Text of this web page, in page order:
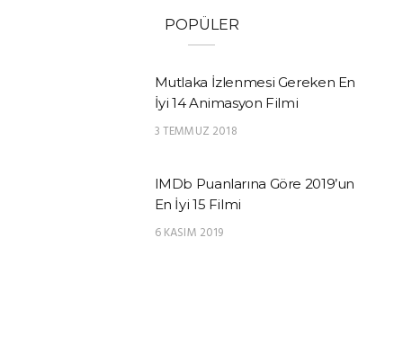
POPÜLER
Mutlaka İzlenmesi Gereken En
İyi 14 Animasyon Filmi
3 TEMMUZ 2018
IMDb Puanlarına Göre 2019’un
En İyi 15 Filmi
6 KASIM 2019